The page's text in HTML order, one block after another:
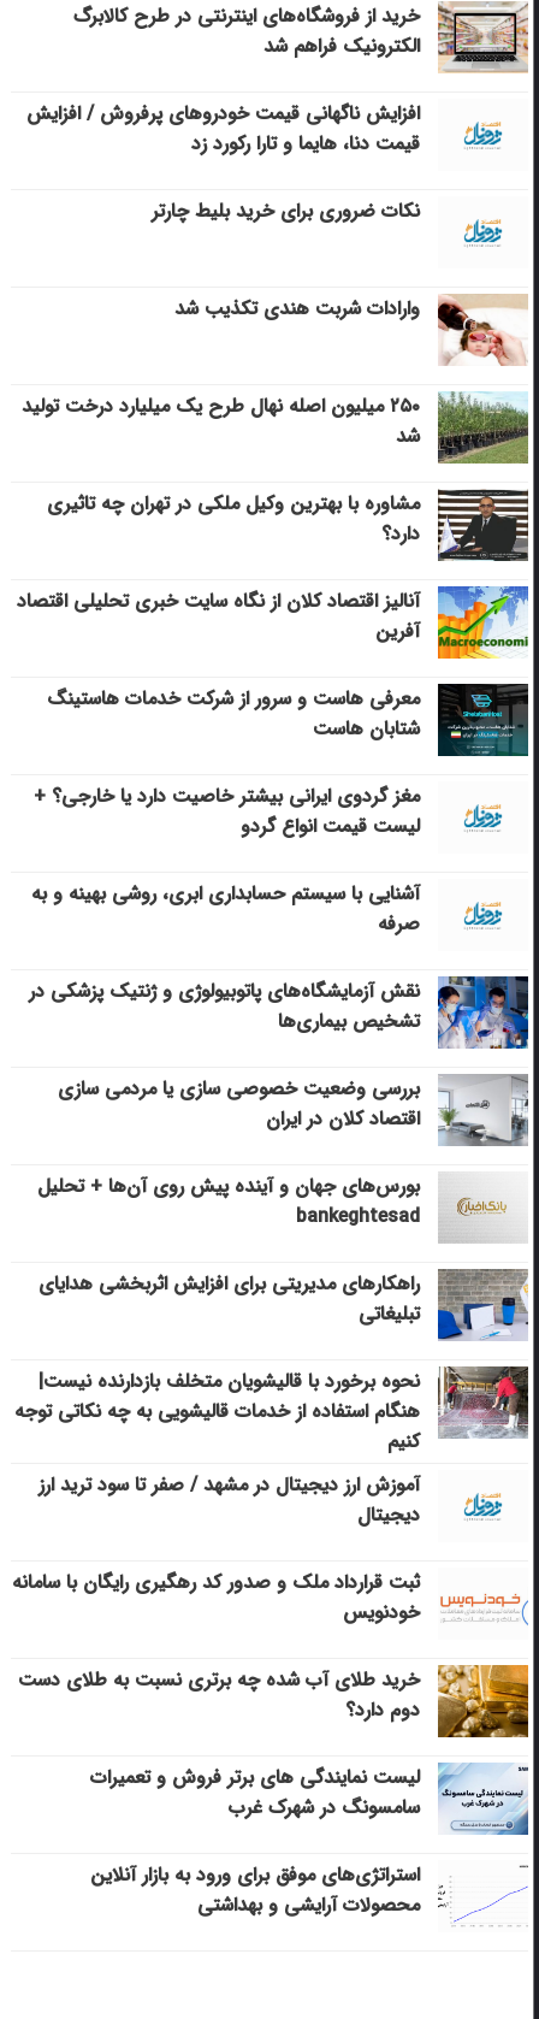
خرید از فروشگاه‌های اینترنتی در طرح کالابرگ
الکترونیک فراهم شد
افزایش ناگهانی قیمت خودروهای پرفروش / افزایش
قیمت دنا، هایما و تارا رکورد زد
نکات ضروری برای خرید بلیط چارتر
وارادات شربت هندی تکذیب شد
۲۵۰ میلیون اصله نهال طرح یک میلیارد درخت تولید
شد
مشاوره با بهترین وکیل ملکی در تهران چه تاثیری
دارد؟
آنالیز اقتصاد کلان از نگاه سایت خبری تحلیلی اقتصاد
آفرین
معرفی هاست و سرور از شرکت خدمات هاستینگ
شتابان هاست
مغز گردوی ایرانی بیشتر خاصیت دارد یا خارجی؟ +
لیست قیمت انواع گردو
آشنایی با سیستم حسابداری ابری، روشی بهینه و به
صرفه
نقش آزمایشگاه‌های پاتوبیولوژی و ژنتیک پزشکی در
تشخیص بیماری‌ها
بررسی وضعیت خصوصی سازی یا مردمی سازی
اقتصاد کلان در ایران
بورس‌های جهان و آینده پیش روی آن‌ها + تحلیل
bankeghtesad
راهکارهای مدیریتی برای افزایش اثربخشی هدایای
تبلیغاتی
نحوه برخورد با قالیشویان متخلف بازدارنده نیست|
هنگام استفاده از خدمات قالیشویی به چه نکاتی توجه
کنیم
آموزش ارز دیجیتال در مشهد / صفر تا سود ترید ارز
دیجیتال
ثبت قرارداد ملک و صدور کد رهگیری رایگان با سامانه
خودنویس
خرید طلای آب شده چه برتری نسبت به طلای دست
دوم دارد؟
لیست نمایندگی های برتر فروش و تعمیرات
سامسونگ در شهرک غرب
استراتژی‌های موفق برای ورود به بازار آنلاین
محصولات آرایشی و بهداشتی